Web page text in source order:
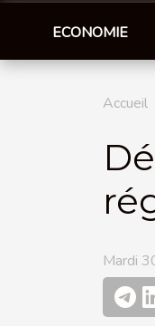
ECONOMIE
Accueil
Mardi